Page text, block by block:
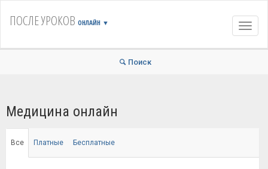
ПОСЛЕ УРОКОВ ОНЛАЙН ▼
Поиск
Медицина онлайн
Все Платные Бесплатные